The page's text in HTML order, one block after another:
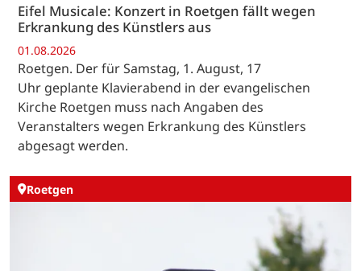
Eifel Musicale: Konzert in Roetgen fällt wegen
Erkrankung des Künstlers aus
01.08.2026
Roetgen. Der für Samstag, 1. August, 17
Uhr geplante Klavierabend in der evangelischen
Kirche Roetgen muss nach Angaben des
Veranstalters wegen Erkrankung des Künstlers
abgesagt werden.
Roetgen